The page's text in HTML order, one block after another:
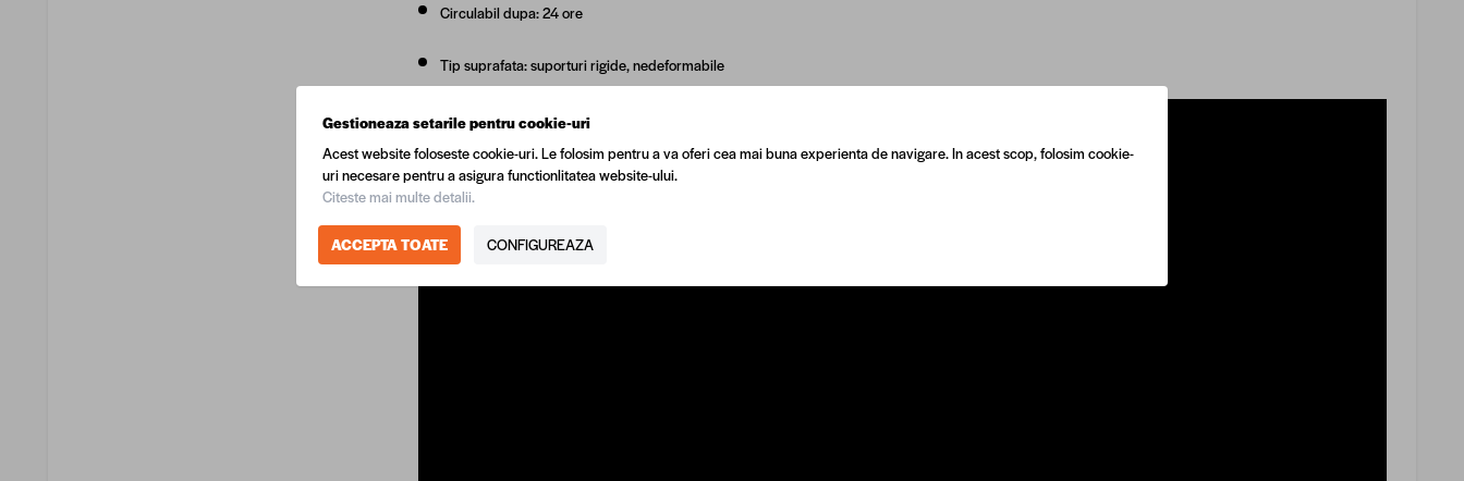
Circulabil dupa: 24 ore
Tip suprafata: suporturi rigide, nedeformabile
Gestioneaza setarile pentru cookie-uri
Acest website foloseste cookie-uri. Le folosim pentru a va oferi cea mai buna experienta de navigare. In acest scop, folosim cookie-
uri necesare pentru a asigura functionlitatea website-ului.
Citeste mai multe detalii.
ACCEPTA TOATE CONFIGUREAZA